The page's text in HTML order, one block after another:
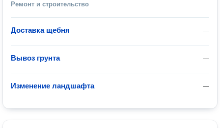
Ремонт и строительство
—
Доставка щебня
—
Вывоз грунта
—
Изменение ландшафта